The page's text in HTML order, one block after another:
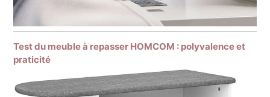
Test du meuble à repasser HOMCOM : polyvalence et
praticité